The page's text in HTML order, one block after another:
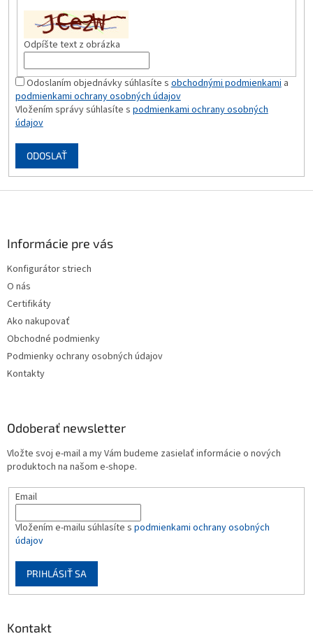
Odpíšte text z obrázka
Odoslaním objednávky súhlasíte sobchodnými podmienkamia
podmienkami ochrany osobných údajov
Vložením správy súhlasíte s podmienkami ochrany osobných
údajov
ODOSLAŤ
Informácie pre vás
Konfigurátor striech
O nás
Certifikáty
Ako nakupovať
Obchodné podmienky
Podmienky ochrany osobných údajov
Kontakty
Odoberať newsletter
Vložte svoj e-mail a my Vám budeme zasielať informácie o nových
produktoch na našom e-shope.
Email
Vložením e-mailu súhlasíte s podmienkami ochrany osobných
údajov
PRIHLÁSIŤ SA
Kontakt